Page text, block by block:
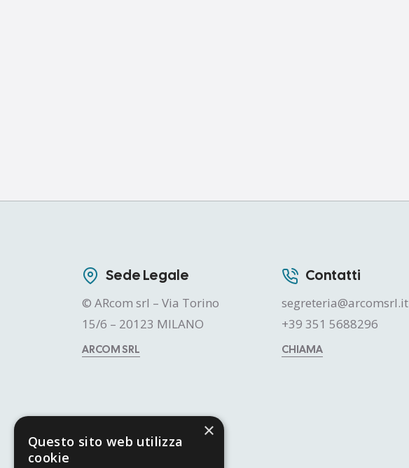
Sede Legale
© ARcom srl – Via Torino
15/6 – 20123 MILANO
ARCOM SRL
Contatti
segreteria@arcomsrl.it
+39 351 5688296
CHIAMA
×
Questo sito web utilizza
cookie